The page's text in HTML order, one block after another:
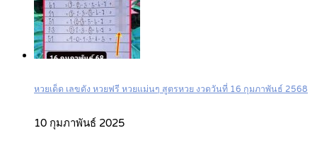
หวยเด็ด เลขดัง หวยฟรี หวยแม่นๆ สูตรหวย งวดวันที่ 16 กุมภาพันธ์ 2568
10 กุมภาพันธ์ 2025